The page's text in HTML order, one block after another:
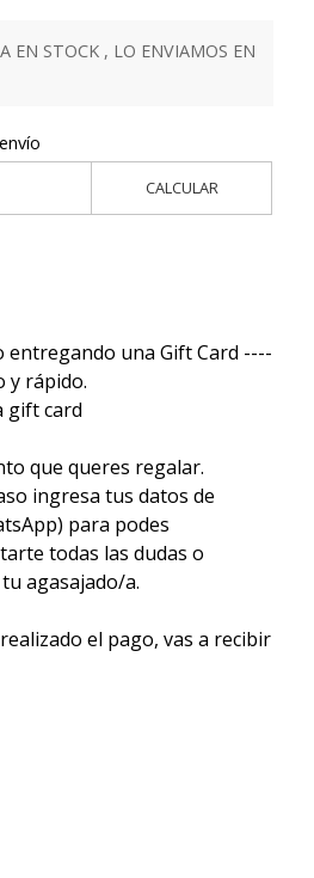
EN STOCK , LO ENVIAMOS EN
CALCULAR
entregando una Gift Card ----
y rápido.
gift card
que queres regalar.
ingresa tus datos de
para podes
todas las dudas o
agasajado/a.
el pago, vas a recibir